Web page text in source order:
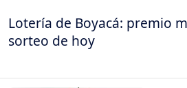
Lotería de Boyacá: premio
sorteo de hoy